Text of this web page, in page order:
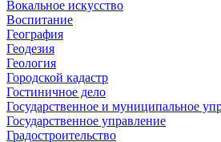
Вокальное искусство
Воспитание
География
Геодезия
Геология
Городской кадастр
Гостиничное дело
Государственное и муниципальное
Государственное управление
Градостроительство